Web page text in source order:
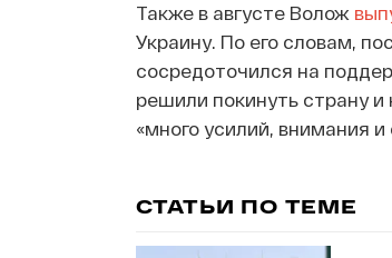
Также в августе Волож
Украину. По его словам,
сосредоточился на
решили покинуть страну и
«много усилий, внимания
СТАТЬИ ПО ТЕМЕ